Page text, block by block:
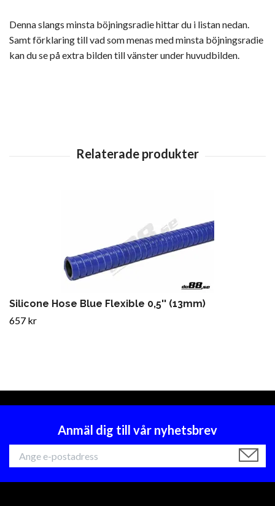
Denna slangs minsta böjningsradie hittar du i listan nedan.
Samt förklaring till vad som menas med minsta böjningsradie
kan du se på extra bilden till vänster under huvudbilden.
Silicone Hose Blue Flexible 0,5'' (13mm)
657 kr
Anmäl dig till vår nyhetsbrev